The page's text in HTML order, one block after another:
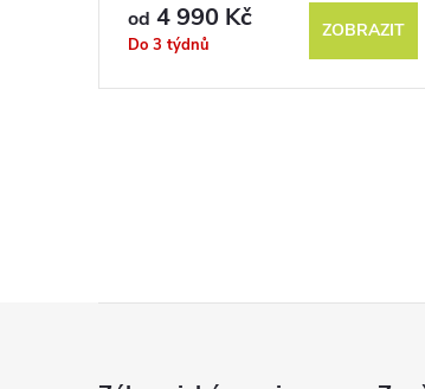
od 4 990 Kč
Do 3 týdnů
ZOBRAZIT